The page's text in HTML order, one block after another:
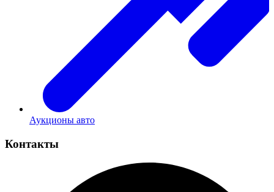
Аукционы авто
Контакты